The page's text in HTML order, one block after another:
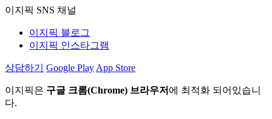
이지픽 SNS 채널
이지픽 블로그
이지픽 인스타그램
상담하기 Google Play App Store
이지픽은 구글 크롬(Chrome) 브라우저 에 최적화 되어있습니
다.